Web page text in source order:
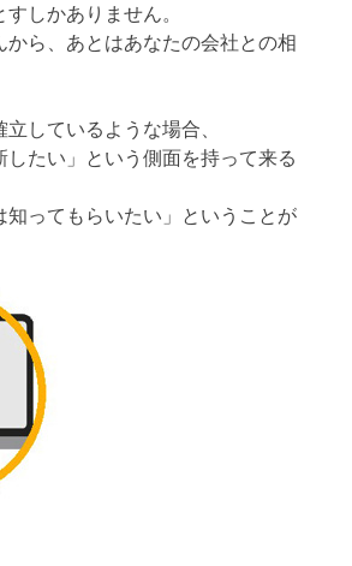
しかありません。
ら、あとはあなたの会社との相
しているような場合、
したい」という側面を持って来る
ってもらいたい」ということが